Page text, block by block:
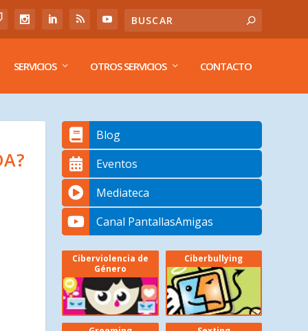
SERVICIOS OTROS SERVICIOS CONTACTO
Blog
Eventos
Mediateca
Canal PantallasAmigas
Ciberviolencia de
Género
Ciberbullying